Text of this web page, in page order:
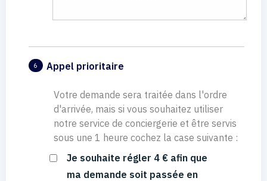
6 Appel prioritaire
Votre demande sera traitée dans l'ordre
d'arrivée, mais si vous souhaitez utiliser
notre service de conciergerie et être servis
sous une 1 heure cochez la case suivante :
Je souhaite régler 4 € afin que
ma demande soit passée en